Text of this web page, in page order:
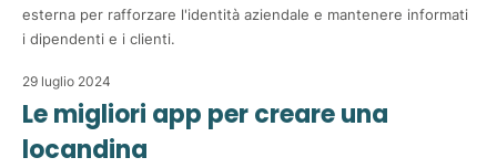
esterna per rafforzare l'identità aziendale e mantenere informati
i dipendenti e i clienti.
29 luglio 2024
Le migliori app per creare una
locandina